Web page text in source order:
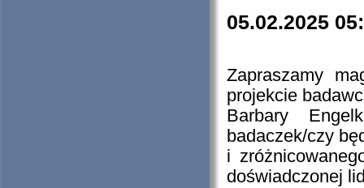
05.02.2025
Zapraszamy
projekcie
Barbary
badaczek/czy
i
doświadczonej